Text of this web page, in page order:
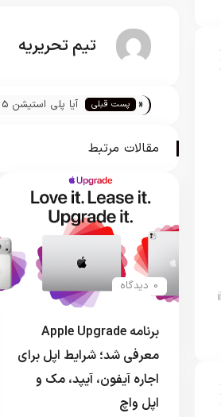
تیم تحریریه
« پست قبلی
مقالات مرتبط
0 دیدگاه
برنامه Apple Upgrade
معرفی شد؛ شرایط اپل برای
اجاره آیفون، آیپد، مک و
اپل واچ